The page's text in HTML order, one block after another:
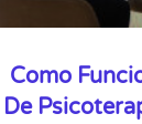
Como
De